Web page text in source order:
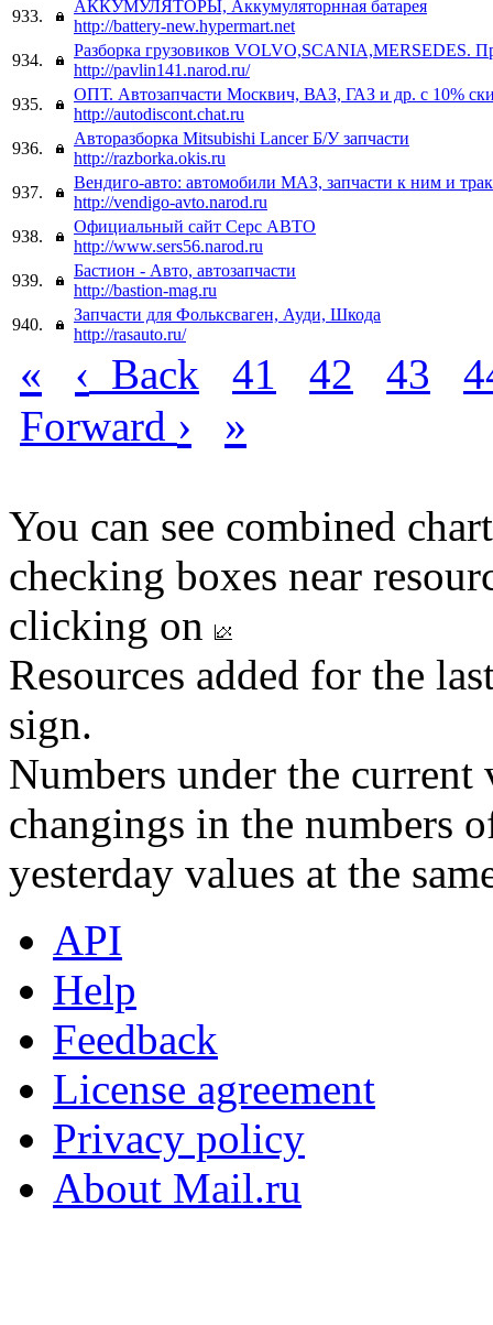
933.
АККУМУЛЯТОРЫ, Аккумуляторнная батарея
http://battery-new.hypermart.net
934.
Разборка грузовиков VOLVO,SCANIA,MERSEDES.
http://pavlin141.narod.ru/
935.
ОПТ. Автозапчасти Москвич, ВАЗ, ГАЗ и др. с 10%
http://autodiscont.chat.ru
936.
Авторазборка Mitsubishi Lancer Б/У запчасти
http://razborka.okis.ru
937.
Вендиго-авто: автомобили МАЗ, запчасти к ним и
http://vendigo-avto.narod.ru
938.
Официальный сайт Серс АВТО
http://www.sers56.narod.ru
939.
Бастион - Авто, автозапчасти
http://bastion-mag.ru
940.
Запчасти для Фольксваген, Ауди, Шкода
http://rasauto.ru/
« ‹ Back 41 42 43
Forward › »
You can see combined
checking boxes near
clicking on
Resources added for the
sign.
Numbers under the
changings in the numbers
yesterday values at the
API
Help
Feedback
License agreement
Privacy policy
About Mail.ru